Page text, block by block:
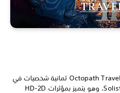
يُرسل الجزء الثالث من سلسلة Octopath Traveler ثمانية شخصيات في
مغامرة جديدة تمامًا في عالم Solistia، وهو يتميز بمؤثرات HD-2D